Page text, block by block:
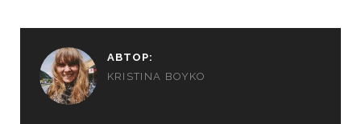
АВТОР:
KRISTINA BOYKO